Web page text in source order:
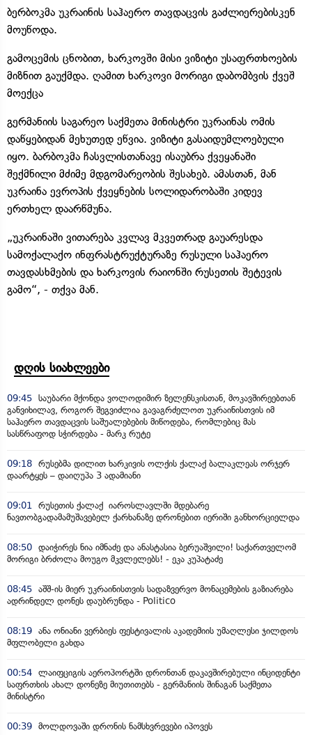
ბერბოკმა უკრაინის საჰაერო თავდაცვის გაძლიერებისკენ
მოუწოდა.
გამოცემის ცნობით, ხარკოვში მისი ვიზიტი უსაფრთხოების
მიზნით გაუქმდა. ღამით ხარკოვი მორიგი დაბომბვის ქვეშ
მოექცა
გერმანიის საგარეო საქმეთა მინისტრი უკრაინას ომის
დაწყებიდან მეხუთედ ეწვია. ვიზიტი გასაიდუმლოებული
იყო. ბარბოკმა ჩასვლისთანავე ისაუბრა ქვეყანაში
შექმნილი მძიმე მდგომარეობის შესახებ. ამასთან, მან
უკრაინა ევროპის ქვეყნების სოლიდარობაში კიდევ
ერთხელ დაარწმუნა.
„უკრაინაში ვითარება კვლავ მკვეთრად გაუარესდა
სამოქალაქო ინფრასტრუქტურაზე რუსული საჰაერო
თავდასხმების და ხარკოვის რაიონში რუსეთის შეტევის
გამო“, - თქვა მან.
დღის სიახლეები
09:45 საუბარი მქონდა ვოლოდიმირ ზელენსკისთან, მოკავშირეებთან
განვიხილავ, როგორ შეგვიძლია გავაგრძელოთ უკრაინისთვის იმ
საჰაერო თავდაცვის საშუალებების მიწოდება, რომლებიც მას
სასწრაფოდ სჭირდება - მარკ რუტე
09:18 რუსებმა დილით ხარკივის ოლქის ქალაქ ბალაკლეას ორჯერ
დაარტყეს – დაიღუპა 3 ადამიანი
09:01
რუსეთის ქალაქ იაროსლავლში მდებარე
ნავთობგადამამუშავებელ ქარხანაზე დრონებით იერიში განხორციელდა
08:50 დაიჭირეს ნია იმნაძე და ანასტასია ბერუაშვილი! საქართველომ
მორიგი ბრძოლა მოუგო მკვლელებს! - ეკა კუპატაძე
08:45 აშშ-ის მიერ უკრაინისთვის სადაზვერვო მონაცემების გაზიარება
ადრინდელ დონეს დაუბრუნდა - Politico
08:19 ანა ონიანი ვერბიეს ფესტივალის აკადემიის უმაღლესი ჯილდოს
მფლობელი გახდა
00:54 ლაიფციგის აეროპორტში დრონთან დაკავშირებული ინციდენტი
საფრთხის ახალ დონეზე მიუთითებს - გერმანიის შინაგან საქმეთა
მინისტრი
00:39 მოლდოვაში დრონის ნამსხვრევები იპოვეს